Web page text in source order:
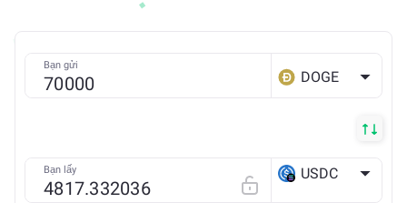
Bạn gửi
DOGE
Bạn lấy USDC